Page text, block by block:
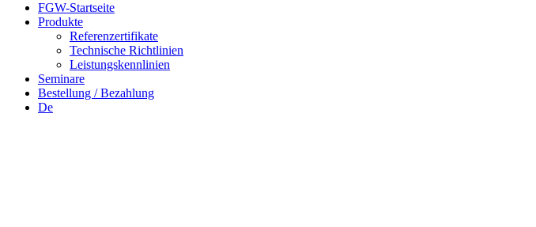
FGW-Startseite
Produkte
Referenzertifikate
Technische Richtlinien
Leistungskennlinien
Seminare
Bestellung / Bezahlung
De